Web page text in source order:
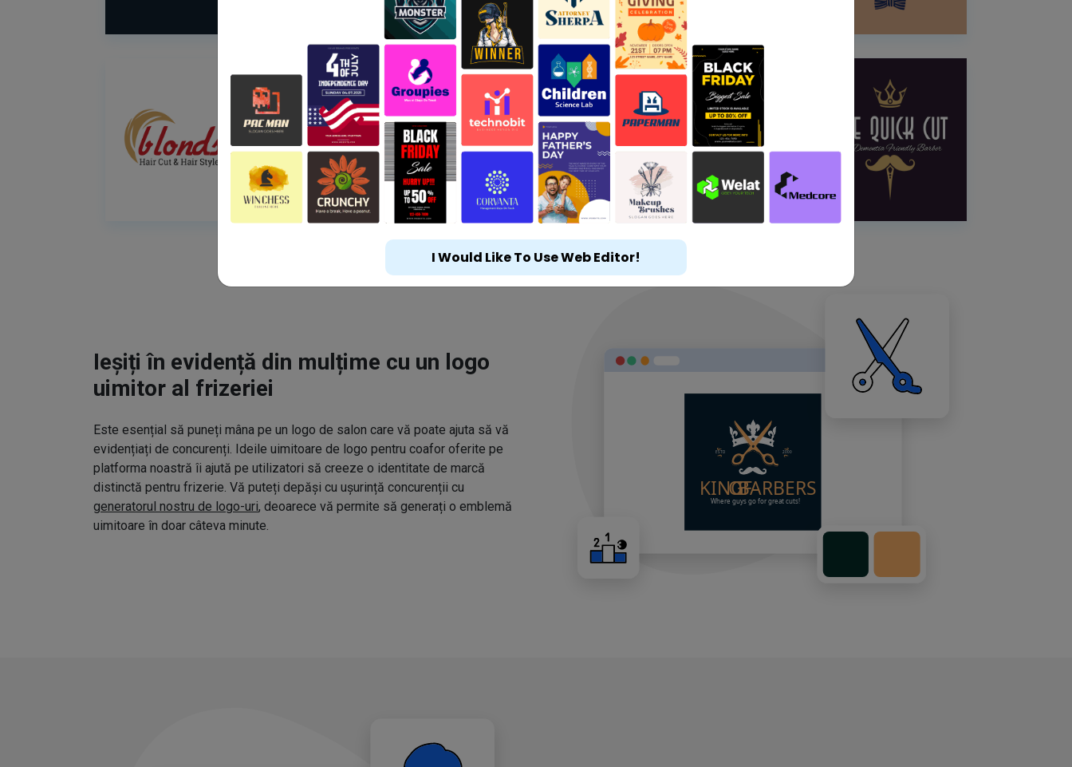
Ieșiți în evidență din mulțime cu un logo
uimitor al frizeriei
Este esențial să puneți mâna pe un logo de salon care vă poate ajuta să vă
evidențiați de concurenți. Ideile uimitoare de logo pentru coafor oferite pe
platforma noastră îi ajută pe utilizatori să creeze o identitate de marcă
distinctă pentru frizerie. Vă puteți depăși cu ușurință concurenții cu
generatorul nostru de logo-uri, deoarece vă permite să generați o emblemă
uimitoare în doar câteva minute.
I Would Like To Use Web Editor!